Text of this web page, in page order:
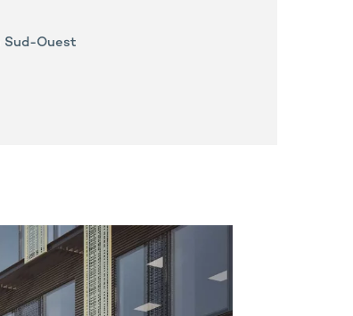
Sud-Ouest